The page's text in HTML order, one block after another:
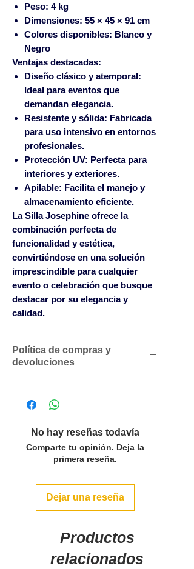
Peso: 4 kg
Dimensiones: 55 × 45 × 91 cm
Colores disponibles: Blanco y
Negro
Ventajas destacadas:
Diseño clásico y atemporal:
Ideal para eventos que
demandan elegancia.
Resistente y sólida: Fabricada
para uso intensivo en entornos
profesionales.
Protección UV: Perfecta para
interiores y exteriores.
Apilable: Facilita el manejo y
almacenamiento eficiente.
LaSilla Josephine ofrece la
combinación perfecta de
funcionalidad y estética,
convirtiéndose en una solución
imprescindible para cualquier
evento o celebración que busque
destacar por su elegancia y
calidad.
Política de compras y
devoluciones
profesionales según volumen
Solicítenos un presupuesto
personalizado sin compromiso
SOLO ACEPTAMOS PEDIDOS
PACK O MULTIPLOS EN LOS
ARTÍCULOS QUE LO INDICAN.
se servirán con un cargo en
factura de 50€ y superiores a
600€ sin cargo en factura.
No hay reseñas todavía
Comparte tu opinión. Deja la
primera reseña.
Dejar una reseña
Productos
relacionados